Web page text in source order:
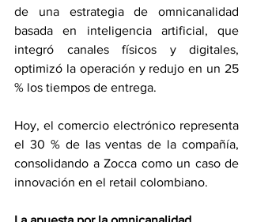
de una estrategia de omnicanalidad
basada en inteligencia artificial, que
integró canales físicos y digitales,
optimizó la operación y redujo en un 25
% los tiempos de entrega.
Hoy, el comercio electrónico representa
el 30 % de las ventas de la compañía,
consolidando a Zocca como un caso de
innovación en el retail colombiano.